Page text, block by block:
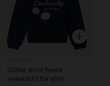
Snel
Glitter print fleece
sweatshirt for girls